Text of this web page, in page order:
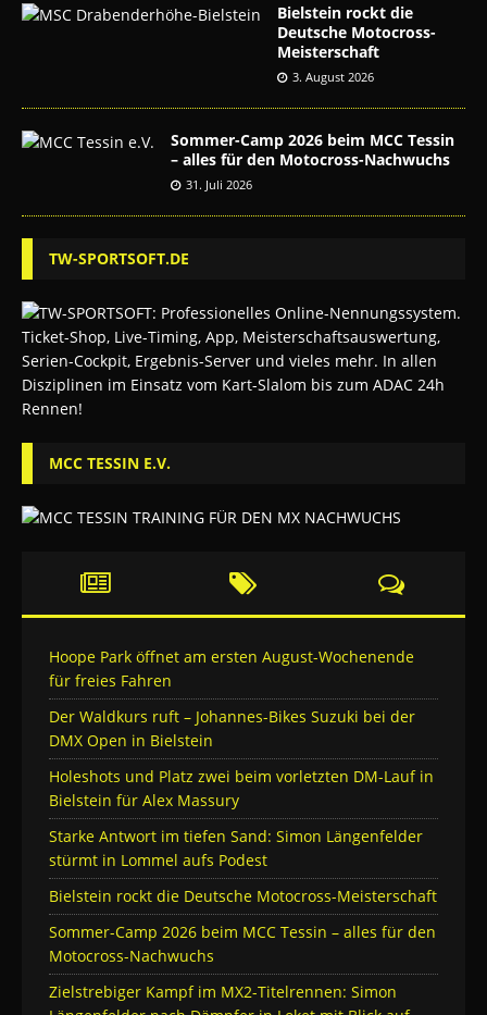
Bielstein rockt die
Deutsche Motocross-
Meisterschaft
3. August 2026
Sommer-Camp 2026 beim MCC Tessin
– alles für den Motocross-Nachwuchs
31. Juli 2026
TW-SPORTSOFT.DE
MCC TESSIN E.V.
Hoope Park öffnet am ersten August-Wochenende
für freies Fahren
Der Waldkurs ruft – Johannes-Bikes Suzuki bei der
DMX Open in Bielstein
Holeshots und Platz zwei beim vorletzten DM-Lauf in
Bielstein für Alex Massury
Starke Antwort im tiefen Sand: Simon Längenfelder
stürmt in Lommel aufs Podest
Bielstein rockt die Deutsche Motocross-Meisterschaft
Sommer-Camp 2026 beim MCC Tessin – alles für den
Motocross-Nachwuchs
Zielstrebiger Kampf im MX2-Titelrennen: Simon